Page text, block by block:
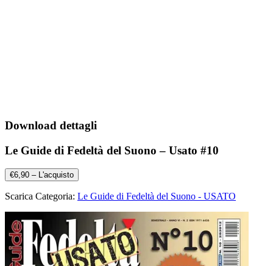
Download dettagli
Le Guide di Fedeltà del Suono – Usato #10
€6,90 – L'acquisto
Scarica Categoria: Le Guide di Fedeltà del Suono - USATO